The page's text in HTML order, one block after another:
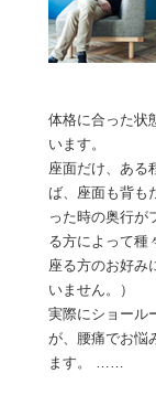
体格に合った状
います。
座面だけ、ある
ば、座面も背も
った時の奥行が
る方によって種
座る方のお好み
いません。）
実際にショール
が、腰痛でお悩
ます。 ……